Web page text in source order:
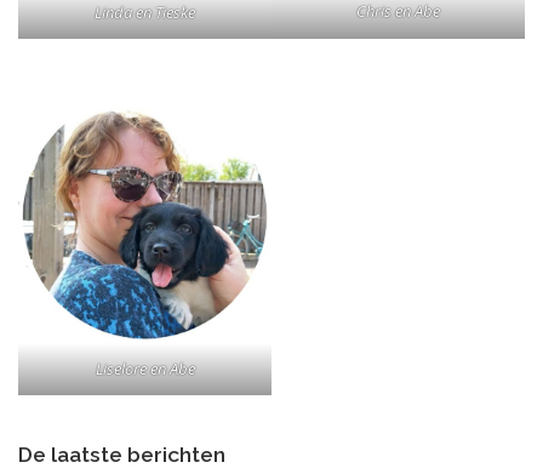
Linda en Tieske Chris en Abe
Liselore en Abe
De laatste berichten